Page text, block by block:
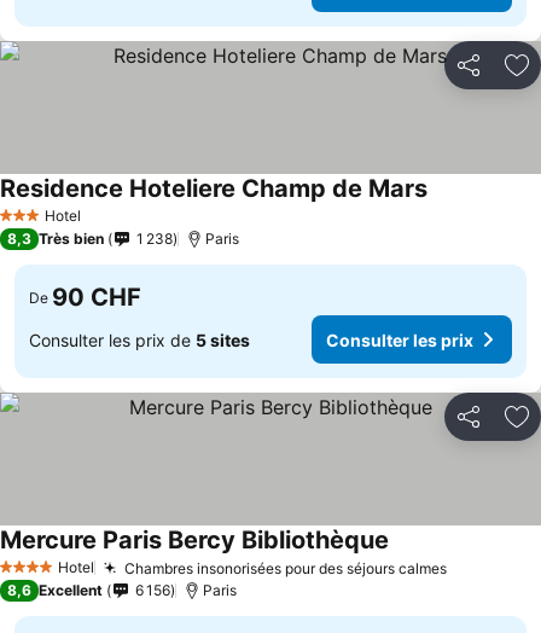
Partager
3 ÉtoilesHotel
Residence Hoteliere Champ de Mars
8,3 Très bien 1 238 Paris
De 90 CHF
Consulter les prix de 5 sites Consulter les prix
Partager
4 Étoiles Hotel Chambres insonorisées pour des séjours calmes
Mercure Paris Bercy Bibliothèque
8,6 Excellent 6 156 Paris